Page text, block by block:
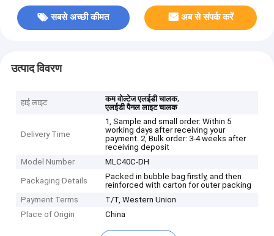
सबसे अच्छी कीमत अब से संपर्क करें
उत्पाद विवरण
हाई लाइट कम वोल्टेज एलईडी चालक,
एलईडी पैनल लाइट चालक
Delivery Time
1, Sample and small order: Within 5
working days after receiving your
payment. 2, Bulk order: 3-4 weeks after
receiving deposit
Model Number
MLC40C-DH
Packaging Details
Packed in bubble bag firstly, and then
reinforced with carton for outer packing
Payment Terms
T/T, Western Union
Place of Origin
China